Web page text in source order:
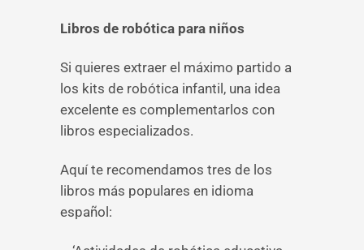
Libros de robótica para niños
Si quieres extraer el máximo partido a
los kits de robótica infantil, una idea
excelente es complementarlos con
libros especializados.
Aquí te recomendamos tres de los
libros más populares en idioma
español: